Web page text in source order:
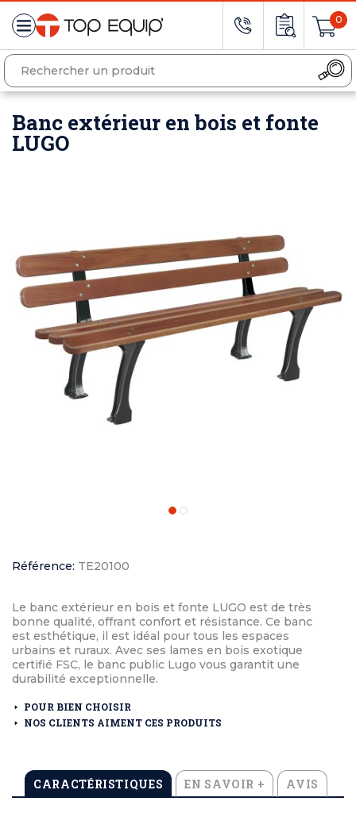
0
Banc extérieur en bois et fonte
LUGO
Référence: TE20100
Le banc extérieur en bois et fonte LUGO est de très
bonne qualité, offrant confort et résistance. Ce banc
est esthétique, il est idéal pour tous les espaces
urbains et ruraux. Avec ses lames en bois exotique
certifié FSC, le banc public Lugo vous garantit une
durabilité exceptionnelle.
POUR BIEN CHOISIR
NOS CLIENTS AIMENT CES PRODUITS
CARACTÉRISTIQUES EN SAVOIR + AVIS